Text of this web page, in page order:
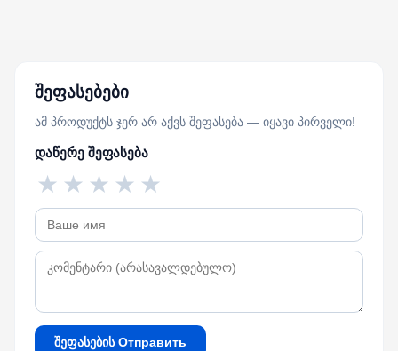
შეფასებები
ამ პროდუქტს ჯერ არ აქვს შეფასება — იყავი პირველი!
დაწერე შეფასება
★
★
★
★
★
შეფასების Отправить